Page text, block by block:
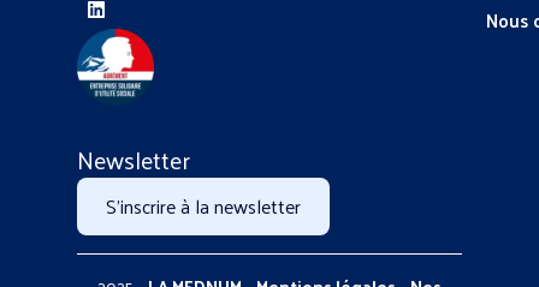
Newsletter
S'inscrire à la newsletter
Nous